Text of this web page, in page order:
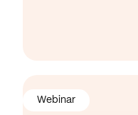
Webinar